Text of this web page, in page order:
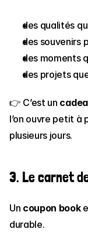
des qualités
des souvenirs
des moments
des projets
👉 C’est un
l’on ouvre petit à
plusieurs jours.
3. Le carnet
Un coupon book
durable.